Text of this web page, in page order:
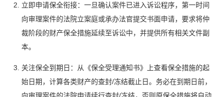
立即申请保全衔接：一旦确认案件已进入诉讼程序，第一时间
向审理案件的法院立案庭或承办法官提交书面申请，要求将仲
裁阶段的财产保全措施延续至诉讼中，并提供所有相关文件副
本。
关注保全到期日：从《保全受理通知书》上查看保全措施的起
始日期，计算各类财产的查封/冻结截止日。务必在到期日前，
向审理案件的法院申请续行查封/冻结，否则原保全措施将自动